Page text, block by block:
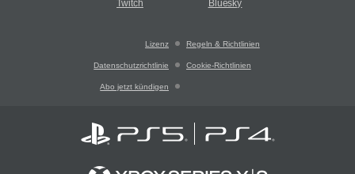
Twitch Bluesky
Lizenz Regeln & Richtlinien
Datenschutzrichtlinie Cookie-Richtlinien
Abo jetzt kündigen